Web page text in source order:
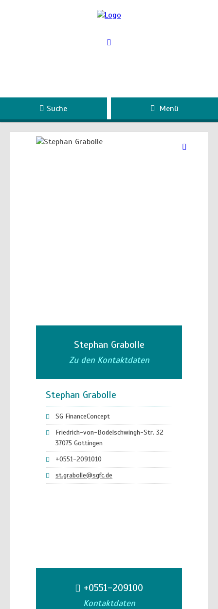
Suche Menü
Stephan Grabolle
Zu den Kontaktdaten
Stephan Grabolle
SG FinanceConcept
Friedrich-von-Bodelschwingh-Str. 32
37075 Göttingen
+0551-2091010
st.grabolle@sgfc.de
+0551-209100
Kontaktdaten